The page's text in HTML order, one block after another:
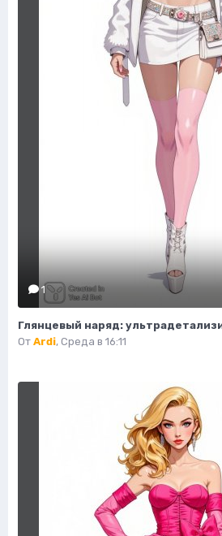
1
От Ardi, Среда в 16:11